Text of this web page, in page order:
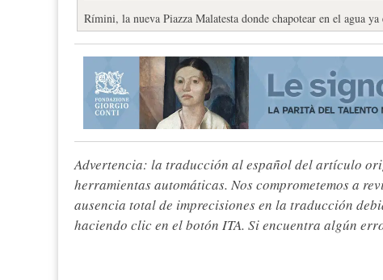
Rímini, la nueva Piazza Malatesta donde chapotear en el agua ya
Advertencia: la traducción al español del artículo
herramientas automáticas. Nos comprometemos a
ausencia total de imprecisiones en la traducción
haciendo clic en el botón ITA. Si encuentra algún